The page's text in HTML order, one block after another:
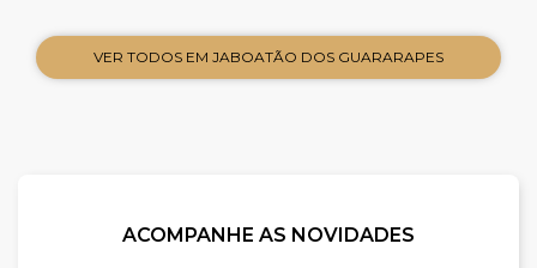
VER TODOS EM JABOATÃO DOS GUARARAPES
ACOMPANHE AS NOVIDADES